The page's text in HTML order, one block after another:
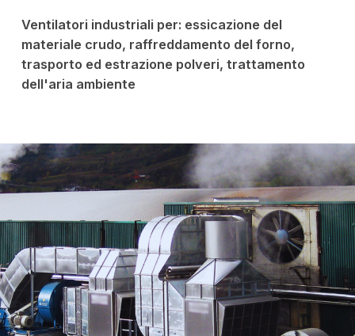
Ventilatori industriali per: essicazione del
materiale crudo, raffreddamento del forno,
trasporto ed estrazione polveri, trattamento
dell'aria ambiente